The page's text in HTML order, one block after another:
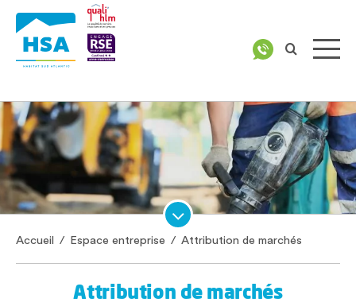
Accueil / Espace entreprise / Attribution de marchés
Attribution de marchés